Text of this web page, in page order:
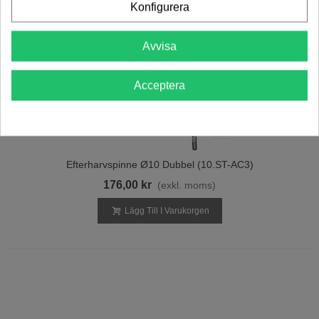
Efterharvspinne Ø10 Dubbel (10.ST-AC3)
176,00 kr (exkl. moms)
Lägg Till I Varukorgen
Konfigurera
Avvisa
Acceptera